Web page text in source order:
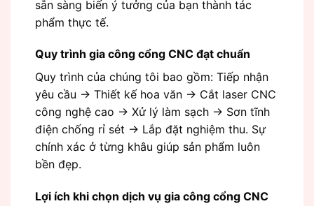
sẵn sàng biến ý tưởng của bạn thành tác
phẩm thực tế.
Quy trình gia công cổng CNC đạt chuẩn
Quy trình của chúng tôi bao gồm: Tiếp nhận
yêu cầu -> Thiết kế hoa văn -> Cắt laser CNC
công nghệ cao -> Xử lý làm sạch -> Sơn tĩnh
điện chống rỉ sét -> Lắp đặt nghiệm thu. Sự
chính xác ở từng khâu giúp sản phẩm luôn
bền đẹp.
Lợi ích khi chọn dịch vụ gia công cổng CNC